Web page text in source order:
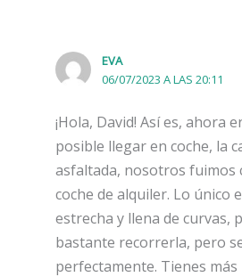
EVA
06/07/2023 A LAS 20:11
¡Hola, David! Así es, ahora
posible llegar en coche, la
asfaltada, nosotros fuimos
coche de alquiler. Lo único
estrecha y llena de curvas,
bastante recorrerla, pero
perfectamente. Tienes